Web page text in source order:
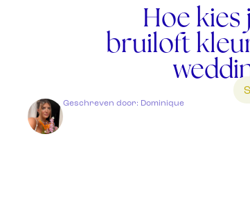
Hoe
bruiloft
Geschreven door: Dominique